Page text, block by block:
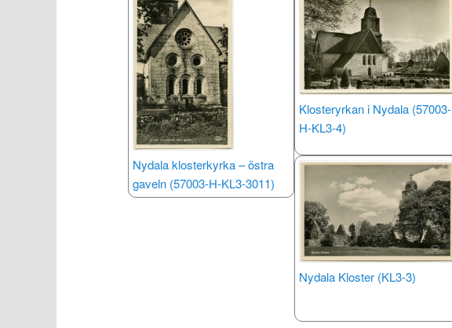
Nydala klosterkyrka – östra
gaveln (57003-H-KL3-3011)
Klosteryrkan i Nydala (57003-
H-KL3-4)
Nydala Kloster (KL3-3)